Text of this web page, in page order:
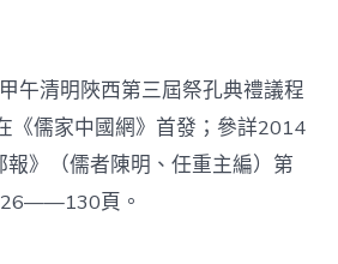
午清明陜西第三屆祭孔典禮議程
《儒家中國網》首發；參詳2014
》（儒者陳明、任重主編）第
頁。